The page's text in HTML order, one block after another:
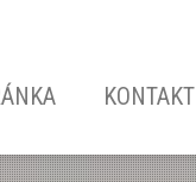
KONTAKT